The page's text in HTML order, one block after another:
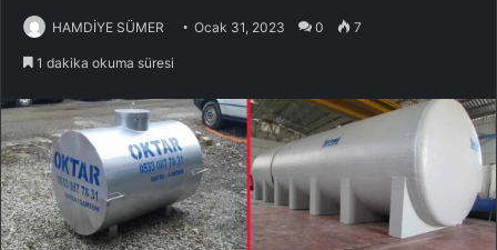
HAMDİYE SÜMER Ocak 31, 2023 0 7
1 dakika okuma süresi